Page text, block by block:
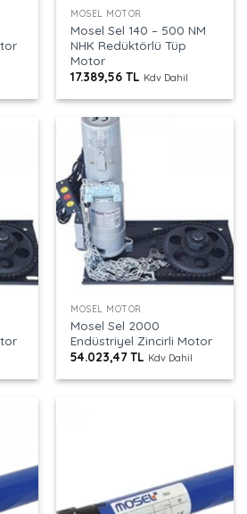
MOSEL MOTOR
Mosel Sel 140 – 500 NM
NHK Redüktörlü Tüp
Motor
17.389,56TL Kdv Dahil
MOSEL MOTOR
Mosel Sel 2000
Endüstriyel Zincirli Motor
54.023,47TL Kdv Dahil